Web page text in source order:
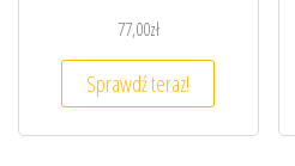
77,00zł
Sprawdź teraz!